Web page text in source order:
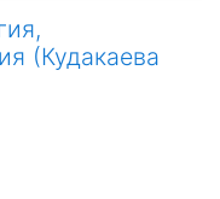
(Кудакаева